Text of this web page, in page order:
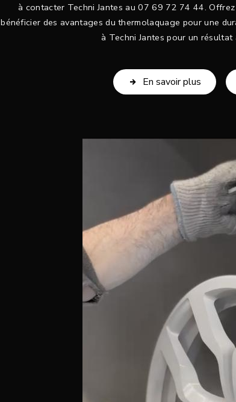
à contacter Techni Jantes au 07 69 72 74 44.
bénéficier des avantages du thermolaquage pour une
à Techni Jantes pour un
En savoir plus